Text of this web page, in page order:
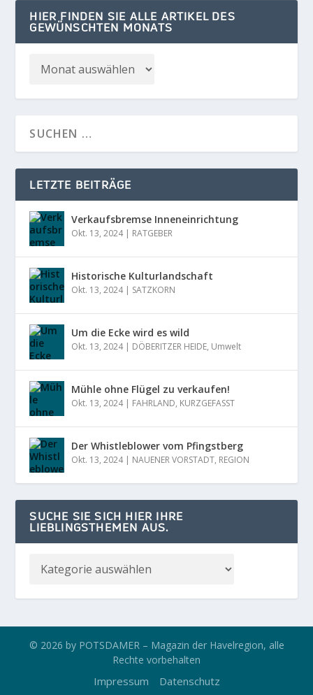
HIER FINDEN SIE ALLE ARTIKEL DES
GEWÜNSCHTEN MONATS
LETZTE BEITRÄGE
Verkaufsbremse Inneneinrichtung
Okt. 13, 2024| RATGEBER
Historische Kulturlandschaft
Okt. 13, 2024| SATZKORN
Um die Ecke wird es wild
Okt. 13, 2024| DÖBERITZER HEIDE, Umwelt
Mühle ohne Flügel zu verkaufen!
Okt. 13, 2024| FAHRLAND, KURZGEFASST
Der Whistleblower vom Pfingstberg
Okt. 13, 2024| NAUENER VORSTADT, REGION
SUCHE SIE SICH HIER IHRE
LIEBLINGSTHEMEN AUS.
© 2026 by POTSDAMER – Magazin der Havelregion, alle
Rechte vorbehalten
Impressum Datenschutz